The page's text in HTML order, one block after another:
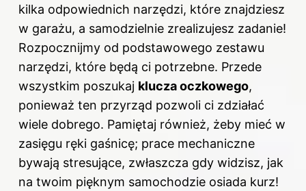
kilka odpowiednich narzędzi, które znajdziesz
w garażu, a samodzielnie zrealizujesz zadanie!
Rozpocznijmy od podstawowego zestawu
narzędzi, które będą ci potrzebne. Przede
wszystkim poszukaj klucza oczkowego,
ponieważ ten przyrząd pozwoli ci zdziałać
wiele dobrego. Pamiętaj również, żeby mieć w
zasięgu ręki gaśnicę; prace mechaniczne
bywają stresujące, zwłaszcza gdy widzisz, jak
na twoim pięknym samochodzie osiada kurz!